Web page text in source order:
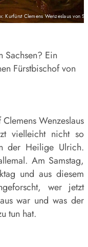
Clemens Wenzeslaus von
Sachsen? Ein
Fürstbischof von
Wenzeslaus
vielleicht nicht so
der Heilige Ulrich.
Am Samstag,
und aus diesem
wer jetzt
war und was der
tun hat.